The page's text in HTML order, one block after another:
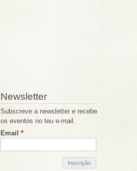
Newsletter
Subscreve a newsletter e recebe
os eventos no teu e-mail.
Email *